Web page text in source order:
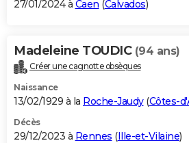
27/01/2024 à Caen (Calvados)
Madeleine TOUDIC (94 ans)
Créer une cagnotte obsèques
Naissance
13/02/1929 à la Roche-Jaudy(Côtes-
Décès
29/12/2023 à Rennes (Ille-et-Vilaine)